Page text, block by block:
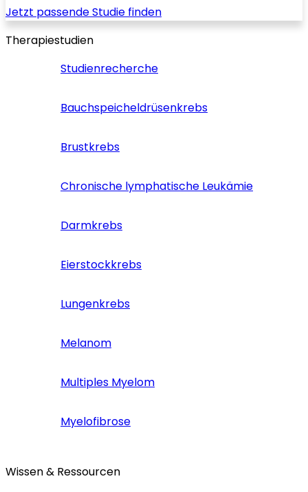
Jetzt passende Studie finden
Therapiestudien
Studienrecherche
Bauchspeicheldrüsenkrebs
Brustkrebs
Chronische lymphatische Leukämie
Darmkrebs
Eierstockkrebs
Lungenkrebs
Melanom
Multiples Myelom
Myelofibrose
Wissen & Ressourcen